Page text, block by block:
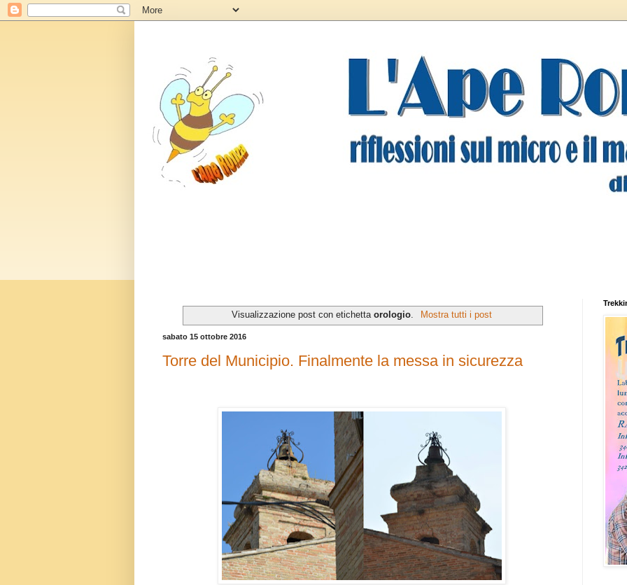
Visualizzazione post con etichettaorologio Mostra tutti i post
sabato 15 ottobre 2016
Torre del Municipio. Finalmente la messa in sicurezza